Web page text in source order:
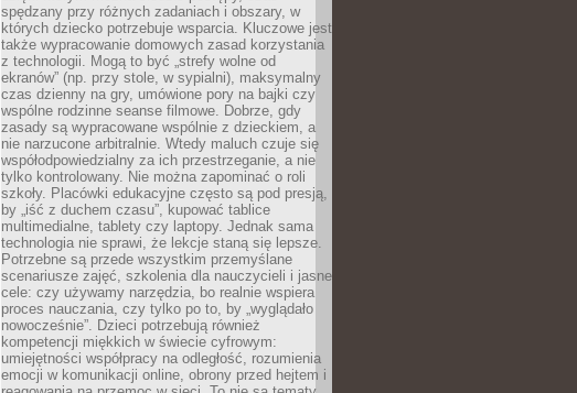
spędzany przy różnych zadaniach i obszary, w
których dziecko potrzebuje wsparcia. Kluczowe jest
także wypracowanie domowych zasad korzystania
z technologii. Mogą to być „strefy wolne od
ekranów” (np. przy stole, w sypialni), maksymalny
czas dzienny na gry, umówione pory na bajki czy
wspólne rodzinne seanse filmowe. Dobrze, gdy
zasady są wypracowane wspólnie z dzieckiem, a
nie narzucone arbitralnie. Wtedy maluch czuje się
współodpowiedzialny za ich przestrzeganie, a nie
tylko kontrolowany. Nie można zapominać o roli
szkoły. Placówki edukacyjne często są pod presją,
by „iść z duchem czasu”, kupować tablice
multimedialne, tablety czy laptopy. Jednak sama
technologia nie sprawi, że lekcje staną się lepsze.
Potrzebne są przede wszystkim przemyślane
scenariusze zajęć, szkolenia dla nauczycieli i jasne
cele: czy używamy narzędzia, bo realnie wspiera
proces nauczania, czy tylko po to, by „wyglądało
nowocześnie”. Dzieci potrzebują również
kompetencji miękkich w świecie cyfrowym:
umiejętności współpracy na odległość, rozumienia
emocji w komunikacji online, obrony przed hejtem i